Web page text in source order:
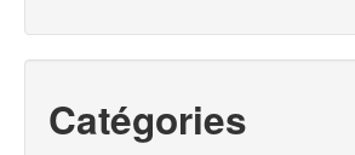
Catégories